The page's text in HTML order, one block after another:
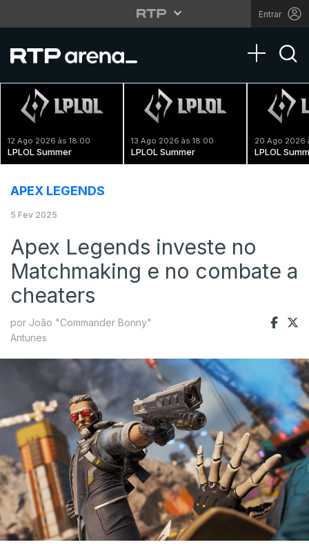
Entrar
Toggle
12 Ago 2026 às 18:00
LPLOL Summer
13 Ago 2026 às 18:00
LPLOL Summer
20 Ago 2026
LPLOL
APEX LEGENDS
5 Fev 2025
Apex Legends investe no
Matchmaking e no combate a
cheaters
por João "Commander Bonny"
Antunes